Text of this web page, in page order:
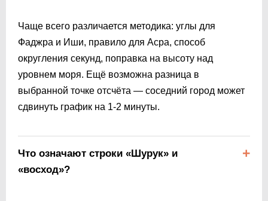
Чаще всего различается методика: углы для
Фаджра и Иши, правило для Асра, способ
округления секунд, поправка на высоту над
уровнем моря. Ещё возможна разница в
выбранной точке отсчёта — соседний город может
сдвинуть график на 1-2 минуты.
Что означают строки «Шурук» и
«восход»?